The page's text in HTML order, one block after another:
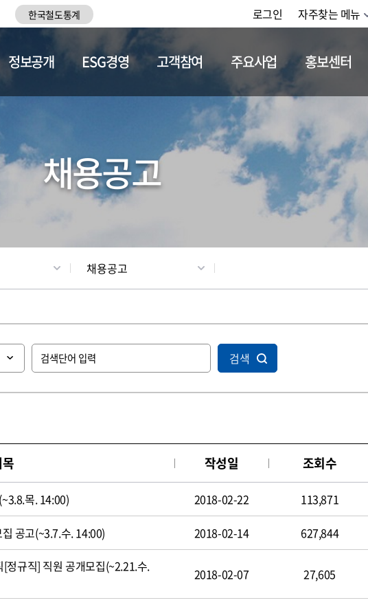
한국철도통계 로그인 자주찾는 메뉴
채용정보
정보공개 ESG경영 고객참여 주요사업 홍보센터
채용공고
채용공고
검색
작성일 조회수
목. 14:00) 2018-02-22 113,871
공고(~3.7.수. 14:00) 2018-02-14 627,844
정규직] 직원 공개모집(~2.21.수.
2018-02-07 27,605